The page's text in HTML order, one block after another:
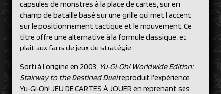
capsules de monstres à la place de cartes, sur en
champ de bataille basé sur une grille qui met l’accent
sur le positionnement tactique et le mouvement. Ce
titre offre une alternative à la formule classique, et
plait aux fans de jeux de stratégie.
Sorti à l’origine en 2003, Yu‑Gi‑Oh! Worldwide Edition:
Stairway to the Destined Duelreproduit l’expérience
Yu‑Gi‑Oh! JEU DE CARTES À JOUER en reprenant ses